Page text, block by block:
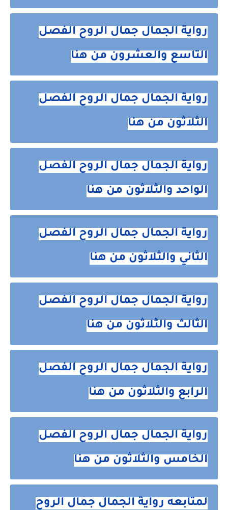
رواية الجمال جمال الروح الفصل
التاسع والعشرون من هنا
رواية الجمال جمال الروح الفصل
الثلاثون من هنا
رواية الجمال جمال الروح الفصل
الواحد والثلاثون من هنا
رواية الجمال جمال الروح الفصل
الثاني والثلاثون من هنا
رواية الجمال جمال الروح الفصل
الثالث والثلاثون من هنا
رواية الجمال جمال الروح الفصل
الرابع والثلاثون من هنا
رواية الجمال جمال الروح الفصل
الخامس والثلاثون من هنا
لمتابعه رواية الجمال جمال الروح